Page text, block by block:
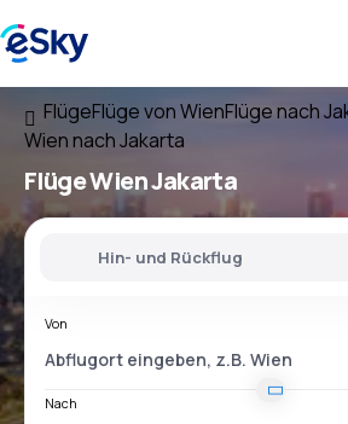
FlügeFlüge von WienFlüge nach
Wien nach Jakarta
FlügeWien Jakarta
Hin- und Rückflug
Von
Nach